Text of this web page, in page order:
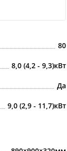
80
8,0 (4,2 - 9,3)кВт
Да
9,0 (2,9 - 11,7)кВт